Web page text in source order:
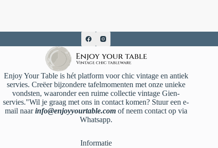
Enjoy Your Table is hét platform voor chic vintage en antiek
servies. Creëer bijzondere tafelmomenten met onze unieke
vondsten, waaronder een ruime collectie vintage Gien-
servies."Wil je graag met ons in contact komen? Stuur een e-
mail naarinfo@enjoyyourtable.comof neem contact op via
Whatsapp.
Informatie